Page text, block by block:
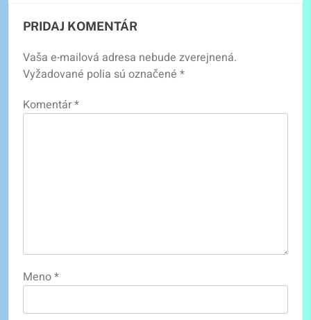
PRIDAJ KOMENTÁR
Vaša e-mailová adresa nebude zverejnená.
Vyžadované polia sú označené *
Komentár*
Meno*